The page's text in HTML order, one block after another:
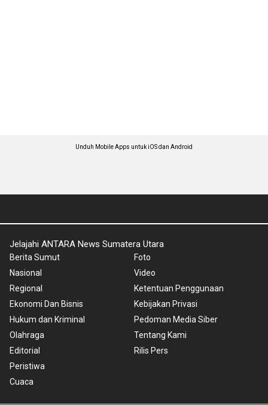
Unduh Mobile Apps untuk iOS dan Android
Jelajahi ANTARA News Sumatera Utara
Berita Sumut
Nasional
Regional
Ekonomi Dan Bisnis
Hukum dan Kriminal
Olahraga
Editorial
Peristiwa
Cuaca
Foto
Video
Ketentuan Penggunaan
Kebijakan Privasi
Pedoman Media Siber
Tentang Kami
Rilis Pers